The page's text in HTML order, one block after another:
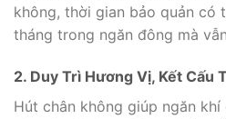
không, thời gian bảo quản có
tháng trong ngăn đông mà
2. Duy Trì Hương Vị, Kết Cấu
Hút chân không giúp ngăn